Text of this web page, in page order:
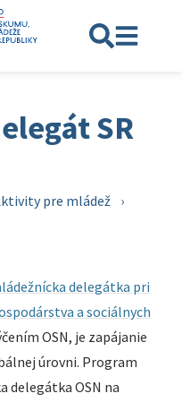
SR
pre mládež ›
delegátka pri
a sociálnych
OSN, je zapájanie
úrovni. Program
delegátka OSN na